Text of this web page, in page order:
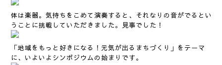
体は楽器。気持ちをこめて演奏すると、それなりの音がでるとい
うことに挑戦していただきました。見事でした！
「地域をもっと好きになる！元気が出るまちづくり」をテーマ
に、いよいよシンポジウムの始まりです。